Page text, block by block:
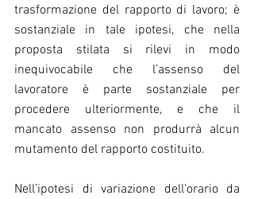
trasformazione del rapporto di lavoro; è
sostanziale in tale ipotesi, che nella
proposta stilata si rilevi in modo
inequivocabile che l’assenso del
lavoratore è parte sostanziale per
procedere ulteriormente, e che il
mancato assenso non produrrà alcun
mutamento del rapporto costituito.
Nell’ipotesi di variazione dell’orario da